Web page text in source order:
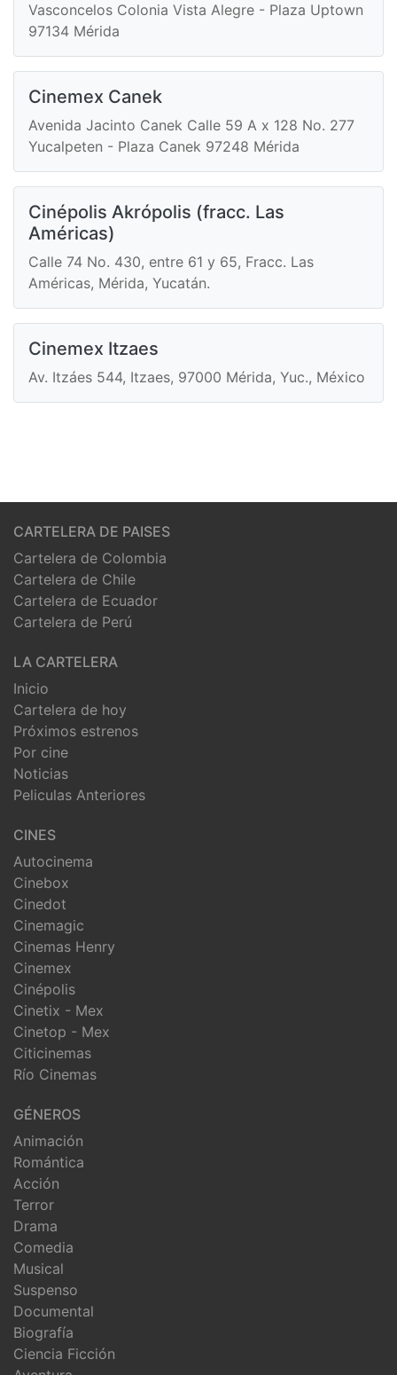
Vasconcelos Colonia Vista Alegre - Plaza Uptown
97134 Mérida
Cinemex Canek
Avenida Jacinto Canek Calle 59 A x 128 No. 277
Yucalpeten - Plaza Canek 97248 Mérida
Cinépolis Akrópolis (fracc. Las
Américas)
Calle 74 No. 430, entre 61 y 65, Fracc. Las
Américas, Mérida, Yucatán.
Cinemex Itzaes
Av. Itzáes 544, Itzaes, 97000 Mérida, Yuc., México
CARTELERA DE PAISES
Cartelera de Colombia
Cartelera de Chile
Cartelera de Ecuador
Cartelera de Perú
LA CARTELERA
Inicio
Cartelera de hoy
Próximos estrenos
Por cine
Noticias
Peliculas Anteriores
CINES
Autocinema
Cinebox
Cinedot
Cinemagic
Cinemas Henry
Cinemex
Cinépolis
Cinetix - Mex
Cinetop - Mex
Citicinemas
Río Cinemas
GÉNEROS
Animación
Romántica
Acción
Terror
Drama
Comedia
Musical
Suspenso
Documental
Biografía
Ciencia Ficción